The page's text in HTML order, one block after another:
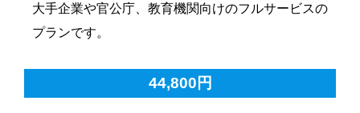
大手企業や官公庁、教育機関向けのフルサービスの
プランです。
44,800円